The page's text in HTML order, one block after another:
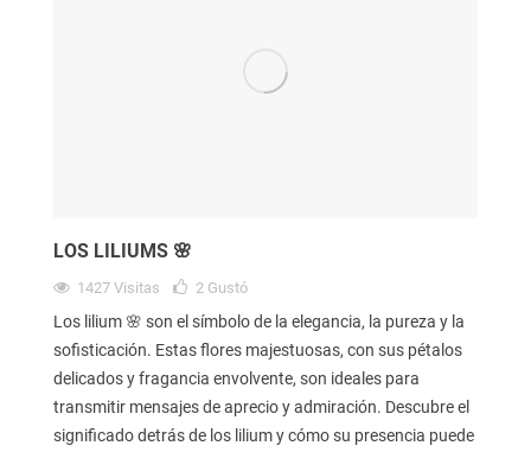
LOS LILIUMS 🌸
1427 Visitas 2 Gustó
Los lilium 🌸 son el símbolo de la elegancia, la pureza y la
sofisticación. Estas flores majestuosas, con sus pétalos
delicados y fragancia envolvente, son ideales para
transmitir mensajes de aprecio y admiración. Descubre el
significado detrás de los lilium y cómo su presencia puede